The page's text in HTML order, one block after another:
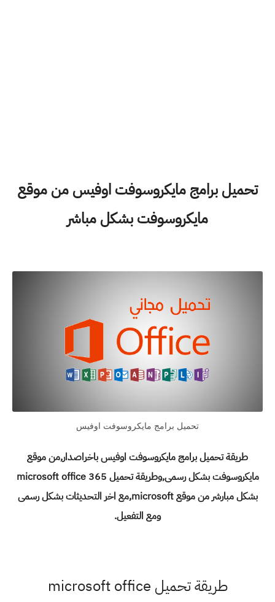
تحميل برامج مايكروسوفت اوفيس من موقع
مايكروسوفت بشكل مباشر
تحميل برامج مايكروسوفت اوفيس
طريقة تحميل برامج مايكروسوفت اوفيس باخراصدار,من موقع
مايكروسوفت بشكل رسمى,وطريقة تحميل 365 microsoft office
بشكل مبارشر من موقع microsoft,مع اخر التحديثات بشكل رسمى
ومع التفعيل.
طريقة تحميل microsoft office